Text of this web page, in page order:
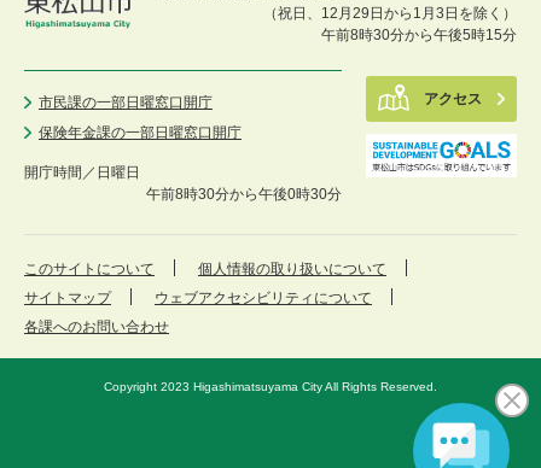
（祝日、12月29日から1月3日を除く）
午前8時30分から午後5時15分
市民課の一部日曜窓口開庁
保険年金課の一部日曜窓口開庁
開庁時間／ 日曜日
午前8時30分から午後0時30分
アクセス
このサイトについて
個人情報の取り扱いについて
サイトマップ
ウェブアクセシビリティについて
各課へのお問い合わせ
Copyright 2023 Higashimatsuyama City All Rights Reserved.